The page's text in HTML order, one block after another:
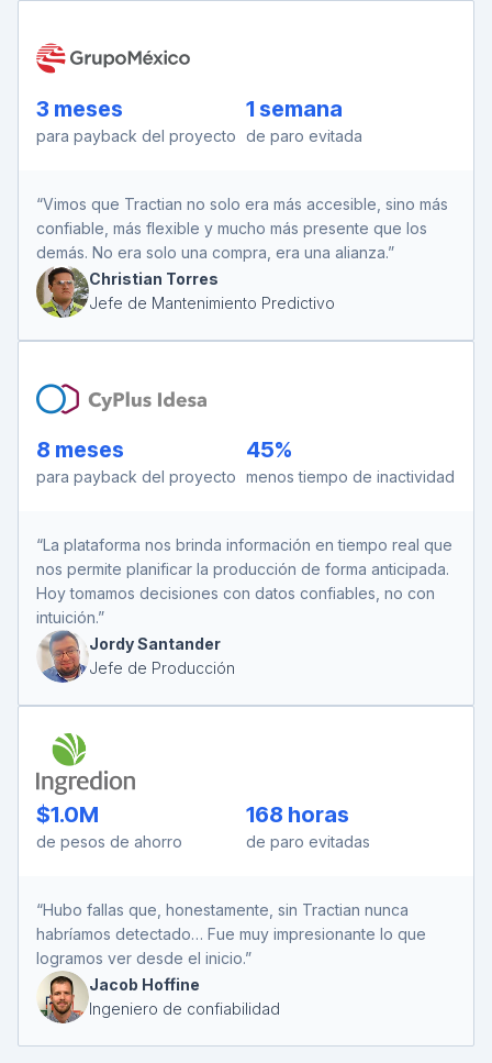
3 meses
para payback del proyecto
1 semana
de paro evitada
“Vimos que Tractian no solo era más accesible, sino más
confiable, más flexible y mucho más presente que los
demás. No era solo una compra, era una alianza.”
Christian Torres
Jefe de Mantenimiento Predictivo
8 meses
para payback del proyecto
45%
menos tiempo de inactividad
“La plataforma nos brinda información en tiempo real que
nos permite planificar la producción de forma anticipada.
Hoy tomamos decisiones con datos confiables, no con
intuición.”
Jordy Santander
Jefe de Producción
$1.0M
de pesos de ahorro
168 horas
de paro evitadas
“Hubo fallas que, honestamente, sin Tractian nunca
habríamos detectado… Fue muy impresionante lo que
logramos ver desde el inicio.”
Jacob Hoffine
Ingeniero de confiabilidad